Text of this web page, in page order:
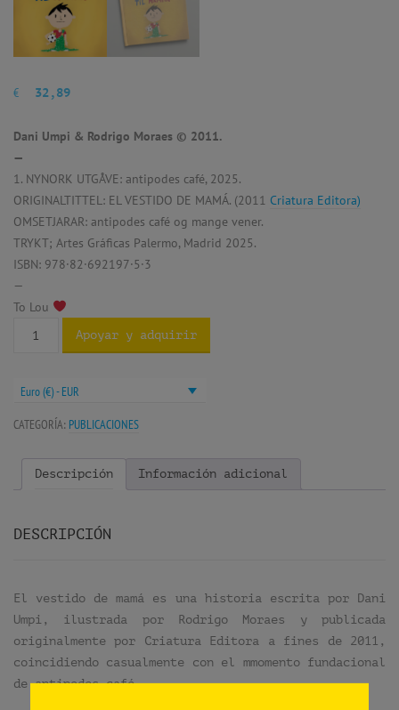
€ 32,89
Dani Umpi & Rodrigo Moraes © 2011.
—
1. NYNORK UTGÅVE: antipodes café, 2025.
ORIGINALTITTEL: EL VESTIDO DE MAMÁ. (2011 Criatura Editora)
OMSETJARAR: antipodes café og mange vener.
TRYKT; Artes Gráficas Palermo, Madrid 2025.
ISBN: 978·82·692197·5·3
—
To Lou
Apoyar y adquirir
Euro (€) - EUR
CATEGORÍA: PUBLICACIONES
Descripción Información adicional
DESCRIPCIÓN
El vestido de mamá es una historia escrita por Dani
Umpi, ilustrada por Rodrigo Moraes y publicada
originalmente por Criatura Editora a fines de 2011,
coincidiendo casualmente con el mmomento fundacional
de antipodes café.